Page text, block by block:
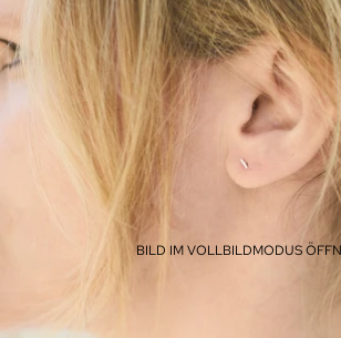
BILD IM VOLLBILDMODUS